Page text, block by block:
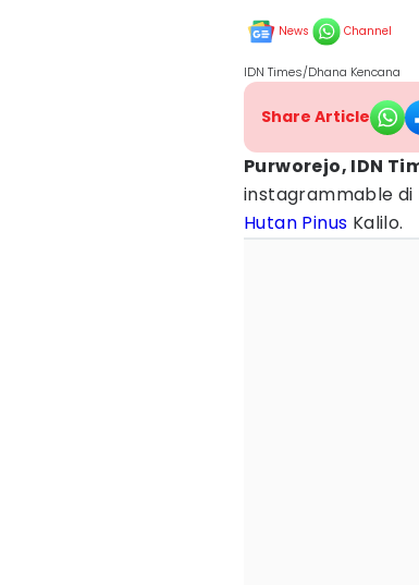
News Channel
IDN Times/Dhana Kencana
Share Article
Purworejo, IDN
instagrammable di
Hutan Pinus Kalilo.